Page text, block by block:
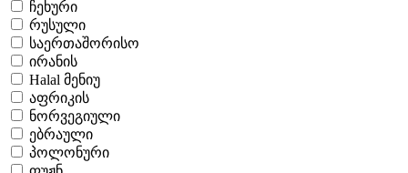
ჩეხური
რუსული
საერთაშორისო
ირანის
Halal მენიუ
აფრიკის
ნორვეგიული
ებრაული
პოლონური